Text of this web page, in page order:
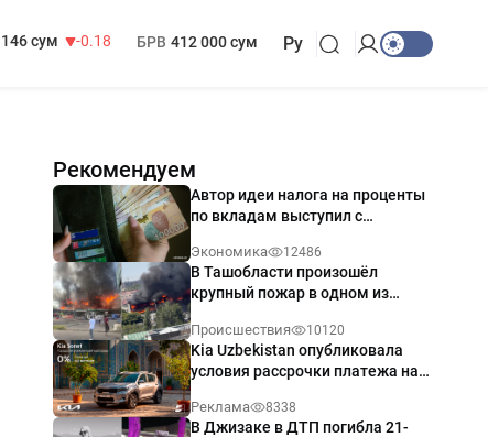
146 сум
-0.18
БРВ 412 000 сум Ру
Рекомендуем
Автор идеи налога на проценты
по вкладам выступил с
Экономика 12486
В Ташобласти произошёл
крупный пожар в одном из
Происшествия 10120
Kia Uzbekistan опубликовала
условия рассрочки платежа на
годовых
Реклама 8338
В Джизаке в ДТП погибла 21-